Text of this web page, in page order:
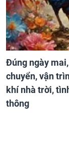
Đúng ngày
chuyển, vận
khí nhà trời,
thông